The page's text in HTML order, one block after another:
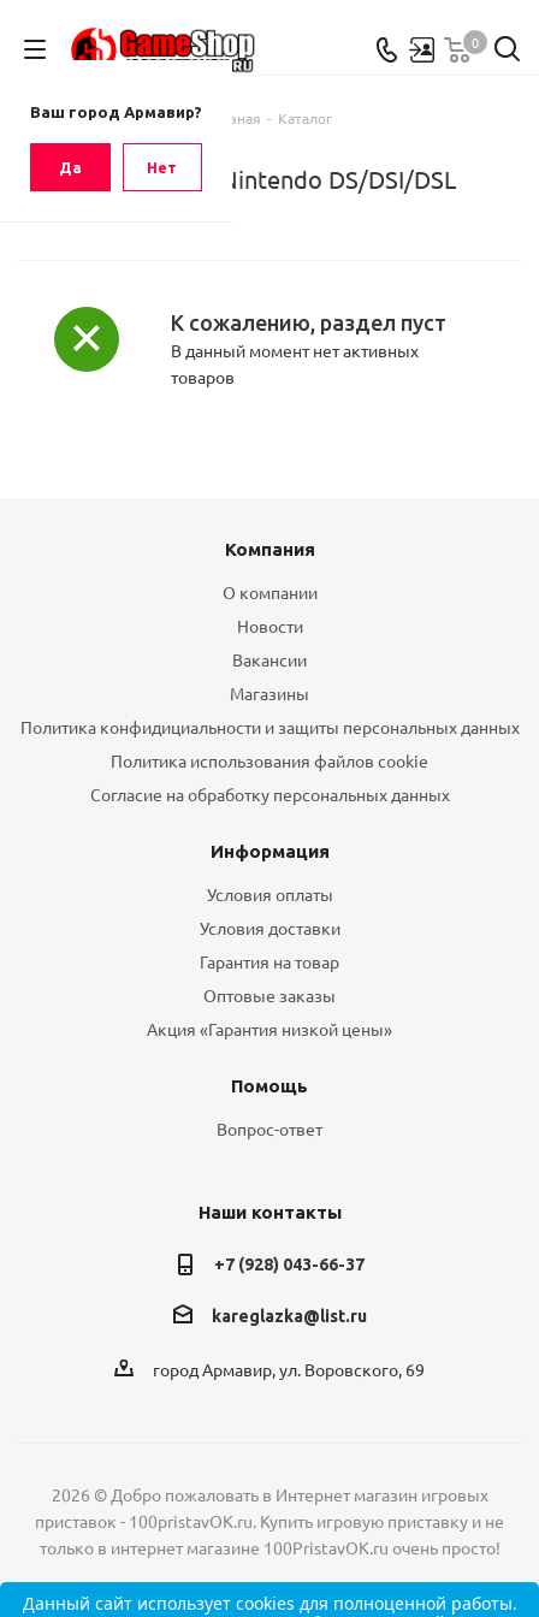
Ваш город Армавир?
Да Нет
0
Главная - Каталог
Аксессуары Nintendo DS/DSI/DSL
К сожалению, раздел пуст
В данный момент нет активных
товаров
Компания
О компании
Новости
Вакансии
Магазины
Политика конфидициальности и защиты персональных данных
Политика использования файлов cookie
Согласие на обработку персональных данных
Информация
Условия оплаты
Условия доставки
Гарантия на товар
Оптовые заказы
Акция «Гарантия низкой цены»
Помощь
Вопрос-ответ
Наши контакты
+7 (928) 043-66-37
kareglazka@list.ru
город Армавир, ул. Воровского, 69
2026 © Добро пожаловать в Интернет магазин игровых
приставок - 100pristavOK.ru. Купить игровую приставку и не
только в интернет магазине 100PristavOK.ru очень просто!
Данный сайт использует cookies для полноценной работы.